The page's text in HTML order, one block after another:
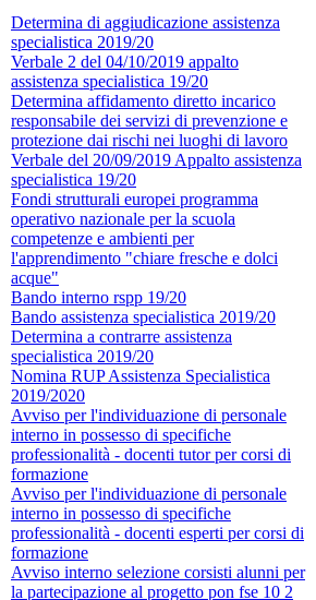
Determina di aggiudicazione assistenza
specialistica 2019/20
Verbale 2 del 04/10/2019 appalto
assistenza specialistica 19/20
Determina affidamento diretto incarico
responsabile dei servizi di prevenzione e
protezione dai rischi nei luoghi di lavoro
Verbale del 20/09/2019 Appalto assistenza
specialistica 19/20
Fondi strutturali europei programma
operativo nazionale per la scuola
competenze e ambienti per
l'apprendimento "chiare fresche e dolci
acque"
Bando interno rspp 19/20
Bando assistenza specialistica 2019/20
Determina a contrarre assistenza
specialistica 2019/20
Nomina RUP Assistenza Specialistica
2019/2020
Avviso per l'individuazione di personale
interno in possesso di specifiche
professionalità - docenti tutor per corsi di
formazione
Avviso per l'individuazione di personale
interno in possesso di specifiche
professionalità - docenti esperti per corsi di
formazione
Avviso interno selezione corsisti alunni per
la partecipazione al progetto pon fse 10 2